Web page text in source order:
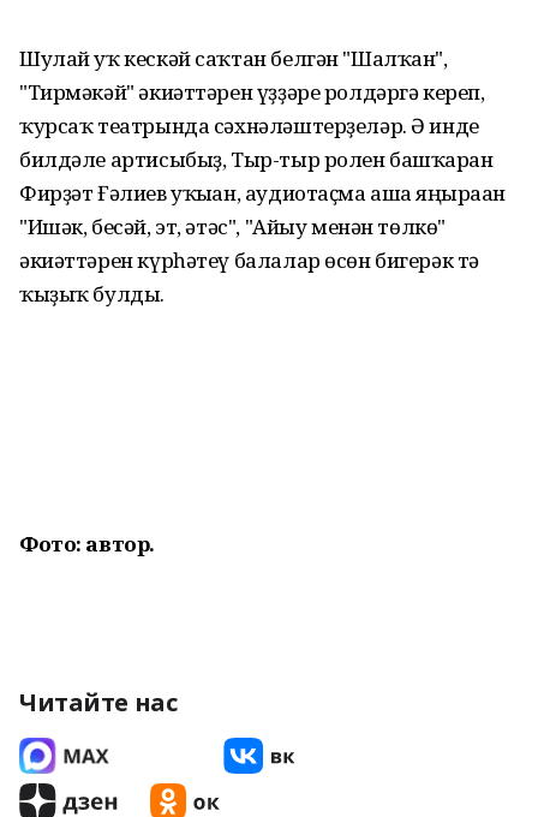
Шулай уҡ кескәй саҡтан белгән "Шалҡан",
"Тирмәкәй" әкиәттәрен үҙҙәре ролдәргә кереп,
ҡурсаҡ театрында сәхнәләштерҙеләр. Ә инде
билдәле артисыбыҙ, Тыр-тыр ролен башҡарған
Фирҙәт Ғәлиев уҡыған, аудиотаҫма аша яңғыраған
"Ишәк, бесәй, эт, әтәс", "Айыу менән төлкө"
әкиәттәрен күрһәтеү балалар өсөн бигерәк тә
ҡыҙыҡ булды.
Фото: автор.
Читайте нас